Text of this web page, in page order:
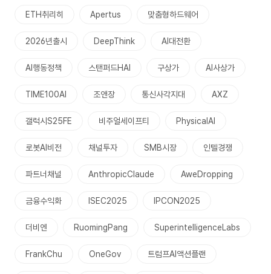
ETH취리히 Apertus 맞춤형하드웨어
2026년출시 DeepThink AI대전환
AI행동정책 스탠퍼드HAI 구상가 AI사상가
TIME100AI 조앤장 통신사각지대 AXZ
갤럭시S25FE 비주얼세이프티 PhysicalAI
로봇AI비전 채널투자 SMB시장 인텔경쟁
파트너채널 AnthropicClaude AweDropping
금융수익화 ISEC2025 IPCON2025
더비엔 RuomingPang SuperintelligenceLabs
FrankChu OneGov 트럼프AI액션플랜